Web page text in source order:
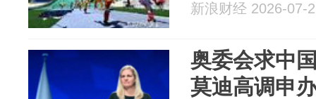
新浪财经 2026-07-
奥委会求中
莫迪高调申